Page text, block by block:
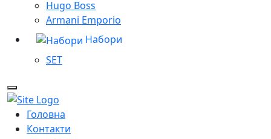
Hugo Boss
Armani Emporio
Набори
SET
Головна
Контакти